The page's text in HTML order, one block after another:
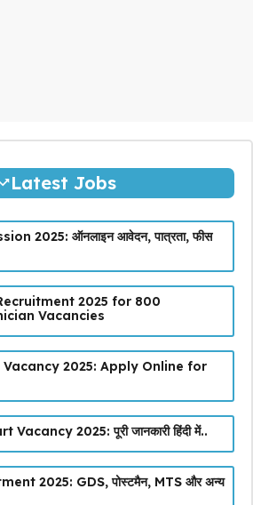
Latest Jobs
2025: ऑनलाइन आवेदन, पात्रता, फीस
2025 for 800
Vacancies
Vacancy 2025: Apply Online for
2025: पूरी जानकारी हिंदी में..
2025: GDS, पोस्टमैन, MTS और अन्य